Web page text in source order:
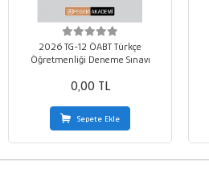
2026 TG-12 ÖABT Türkçe
Öğretmenliği Deneme Sınavı
0,00 TL
Sepete Ekle